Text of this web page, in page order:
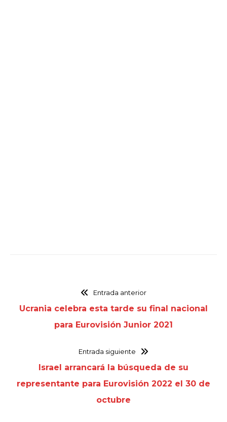
Entrada anterior
Ucrania celebra esta tarde su final nacional
para Eurovisión Junior 2021
Entrada siguiente
Israel arrancará la búsqueda de su
representante para Eurovisión 2022 el 30 de
octubre